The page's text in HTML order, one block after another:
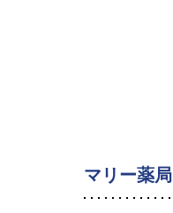
マリー薬局